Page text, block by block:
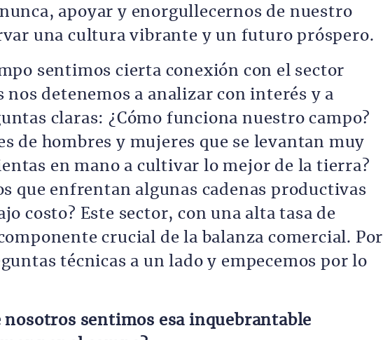
apoyar y enorgullecernos de nuestro
una cultura vibrante y un futuro próspero.
sentimos cierta conexión con el sector
nos detenemos a analizar con interés y a
claras: ¿Cómo funciona nuestro campo?
de hombres y mujeres que se levantan muy
en mano a cultivar lo mejor de la tierra?
que enfrentan algunas cadenas productivas
costo? Este sector, con una alta tasa de
crucial de la balanza comercial. Por
técnicas a un lado y empecemos por lo
nosotros sentimos esa inquebrantable